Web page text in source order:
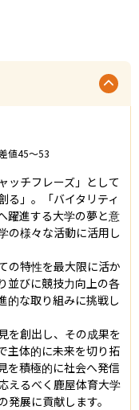
値45〜53
ッチフレーズ」として
る」。「バイタリティ
躍進する大学の夢と意
の様々な活動に活用し
の特性を最大限に活か
並びに競技力向上の各
的な取り組みに挑戦し
を創出し、その成果を
主体的に未来を切り拓
を積極的に社会へ発信
えるべく鹿屋体育大学
展に貢献します。